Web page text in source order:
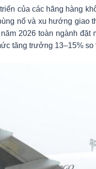
của các hãng hàng
nổ và xu hướng giao
2026 toàn ngành
tăng trưởng 13–15%